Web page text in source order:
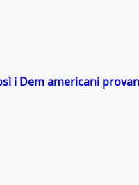
i Dem americani